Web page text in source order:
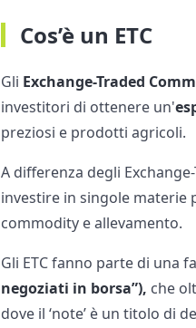
Cos’è un ETC
​Gli Exchange-Traded
investitori di ottenere un'
preziosi e prodotti agricoli.
A differenza degli
investire in singole materie
commodity e allevamento.
Gli ETC fanno parte di una
negoziati in borsa”), che
dove il ‘note’ è un titolo di